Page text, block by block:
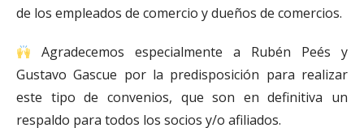
de los empleados de comercio y dueños de comercios.
Agradecemos especialmente a Rubén Peés y
Gustavo Gascue por la predisposición para realizar
este tipo de convenios, que son en definitiva un
respaldo para todos los socios y/o afiliados.